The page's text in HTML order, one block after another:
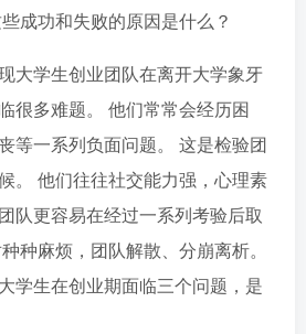
成功和失败的原因是什么？
大学生创业团队在离开大学象牙
很多难题。 他们常常会经历困
等一系列负面问题。 这是检验团
。 他们往往社交能力强，心理素
队更容易在经过一系列考验后取
种麻烦，团队解散、分崩离析。
学生在创业期面临三个问题，是